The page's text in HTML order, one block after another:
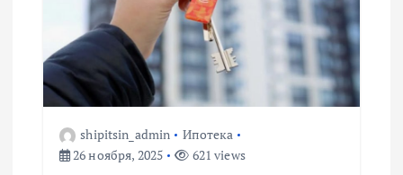
shipitsin_admin
Ипотека
26 ноября, 2025
621 views